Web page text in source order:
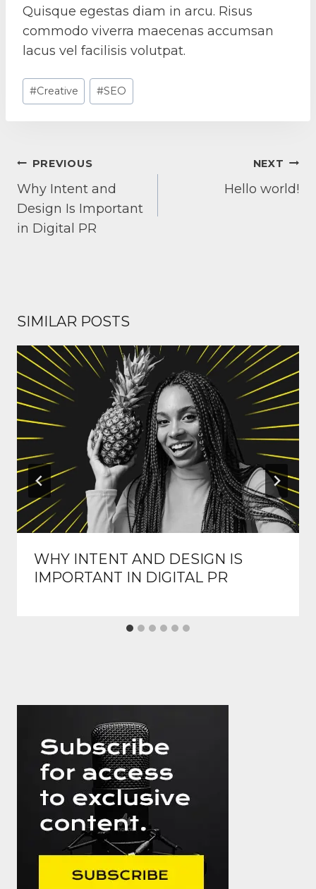
Quisque egestas diam in arcu. Risus
commodo viverra maecenas accumsan
lacus vel facilisis volutpat.
Post
Tags:
#Creative #SEO
POST
PREVIOUS
Why Intent and
Design Is Important
in Digital PR
NEXT
Hello world!
SIMILAR POSTS
WHY INTENT AND DESIGN IS
IMPORTANT IN DIGITAL PR